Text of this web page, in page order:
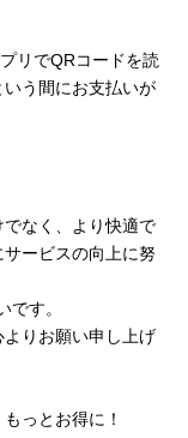
リでQRコードを読
う間にお支払いが
なく、より快適で
ービスの向上に努
す。
りお願い申し上げ
っとお得に！